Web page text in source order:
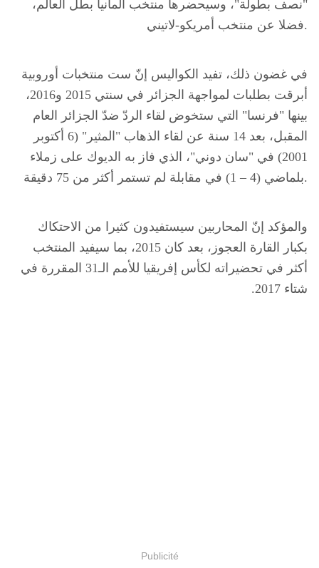
"نصف بطولة"، وسيحضرها منتخب ألمانيا بطل العالم،
فضلا عن منتخب أمريكو-لاتيني.
في غضون ذلك، تفيد الكواليس إنّ ست منتخبات أوروبية
أبرقت بطلبات لمواجهة الجزائر في سنتي 2015 و2016،
بينها "فرنسا" التي ستخوض لقاء الردّ ضدّ الجزائر العام
المقبل، بعد 14 سنة عن لقاء الذهاب "المثير" (6 أكتوبر
2001) في "سان دوني"، الذي فاز به الديوك على زملاء
بلماضي (4 – 1) في مقابلة لم تستمر أكثر من 75 دقيقة.
والمؤكد إنّ المحاربين سيستفيدون كثيرا من الاحتكاك
بكبار القارة العجوز، بعد كان 2015، بما سيفيد المنتخب
أكثر في تحضيراته لكأس إفريقيا للأمم الـ31 المقررة في
شتاء 2017.
Publicité